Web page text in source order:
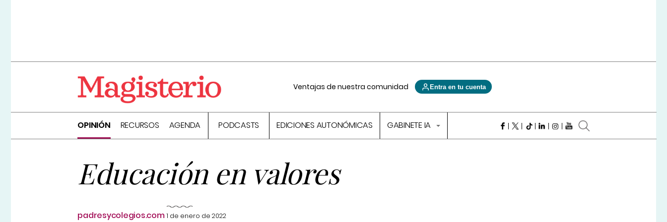
Ventajas de nuestra comunidad Entra en tu cuenta
OPINIÓN RECURSOS AGENDA PODCASTS EDICIONES AUTONÓMICAS GABINETE IA
Educación en valores
padresycolegios.com 1 de enero de 2022